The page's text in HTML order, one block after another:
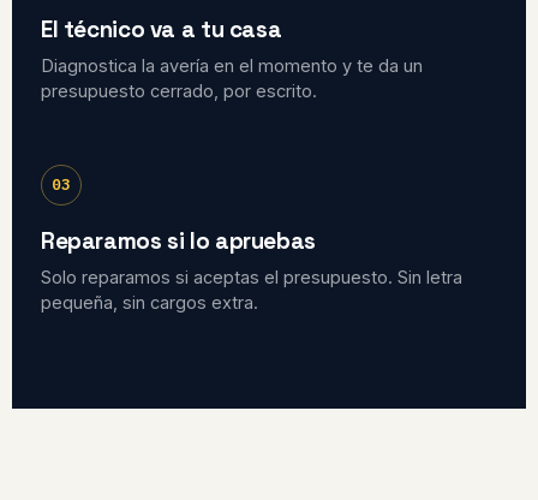
El técnico va a tu casa
Diagnostica la avería en el momento y te da un
presupuesto cerrado, por escrito.
03
Reparamos si lo apruebas
Solo reparamos si aceptas el presupuesto. Sin letra
pequeña, sin cargos extra.